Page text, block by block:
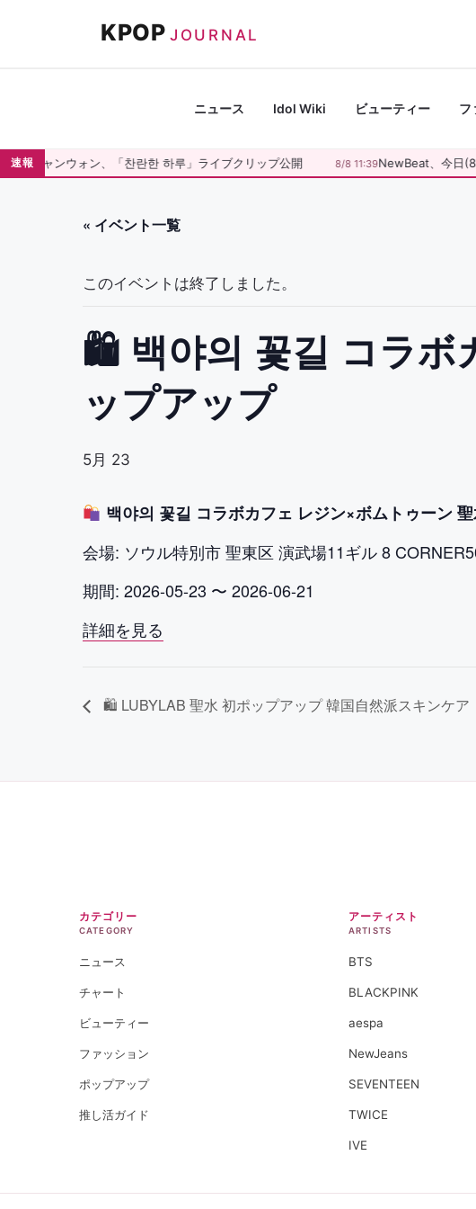
ス
キ
KPOP JOURNAL
ニュース Idol Wiki ビューティー フ
速報
イ・チャンウォン、「찬란한 하루」ライブクリップ公開 8/8 11:39NewBeat、今日(8
« イベント一覧
このイベントは終了しました。
🛍 백야의 꽃길 コラボ
ップアップ
5月 23
백야의 꽃길 コラボカフェ レジン×ボムトゥーン
会場: ソウル特別市 聖東区 演武場11ギル 8
期間: 2026-05-23 〜 2026-06-21
詳細を見る
🛍 LUBYLAB 聖水 初ポップアップ 韓国自然派スキンケア
カテゴリー
CATEGORY
ニュース
チャート
ビューティー
ファッション
ポップアップ
推し活ガイド
アーティスト
ARTISTS
BTS
BLACKPINK
aespa
NewJeans
SEVENTEEN
TWICE
IVE